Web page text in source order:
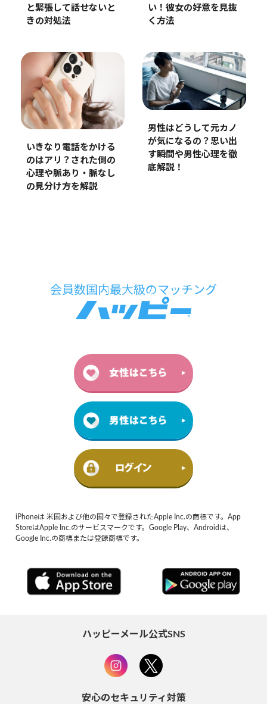
と緊張して話せないと
きの対処法
い！彼女の好意を見抜
く方法
いきなり電話をかける
のはアリ？された側の
心理や脈あり・脈なし
の見分け方を解説
男性はどうして元カノ
が気になるの？思い出
す瞬間や男性心理を徹
底解説！
iPhoneは 米国および他の国々で登録されたApple Inc.の商標です。App
StoreはApple Inc.のサービスマークです。Google Play、Androidは、
Google Inc.の商標または登録商標です。
ハッピーメール公式SNS
安心のセキュリティ対策